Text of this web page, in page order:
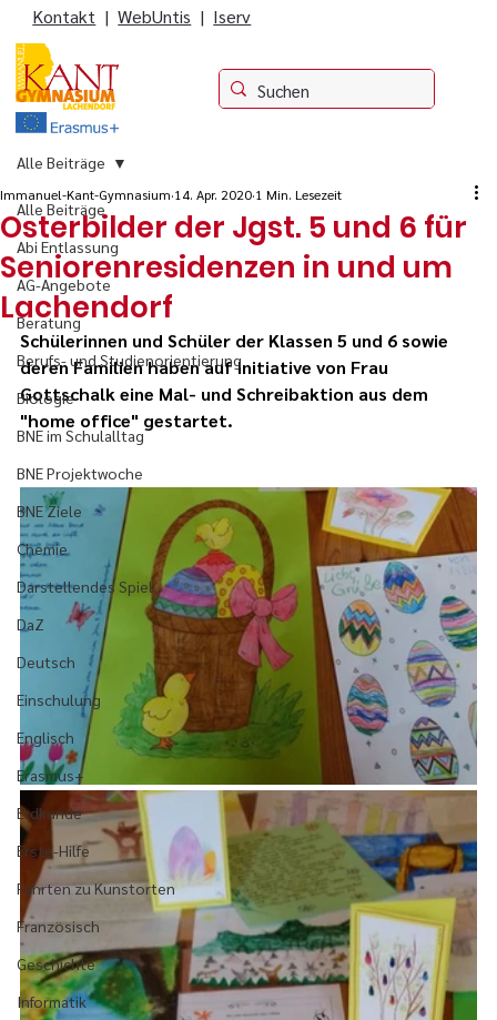
Kontakt |WebUntis | Iserv
Alle Beiträge
Abi Entlassung
AG-Angebote
Beratung
Berufs- und Studienorientierung
Biologie
BNE im Schulalltag
BNE Projektwoche
BNE Ziele
Chemie
Darstellendes Spiel
DaZ
Deutsch
Einschulung
Englisch
Erasmus+
Erdkunde
Erste-Hilfe
Fahrten zu Kunstorten
Französisch
Geschichte
Informatik
Alle Beiträge
Osterbilder der Jgst. 5 und 6 für
Seniorenresidenzen in und um
Lachendorf
Immanuel-Kant-Gymnasium 14. Apr. 2020 1 Min. Lesezeit
Schülerinnen und Schüler der Klassen 5 und 6 sowie
deren Familien haben auf Initiative von Frau
Gottschalk eine Mal- und Schreibaktion aus dem
"home office" gestartet.